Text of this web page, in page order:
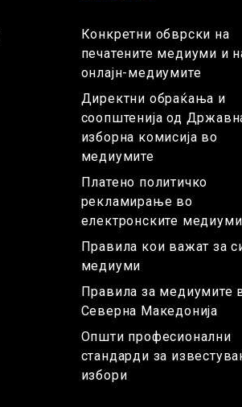
Конкретни обврски на
печатените медиуми и
онлајн-медиумите
Директни обраќања и
соопштенија од
изборна комисија во
медиумите
Платено политичко
рекламирање во
електронските медиуми
Правила кои важат за
медиуми
Правила за медиумите
Северна Македонија
Општи професионални
стандарди за
избори